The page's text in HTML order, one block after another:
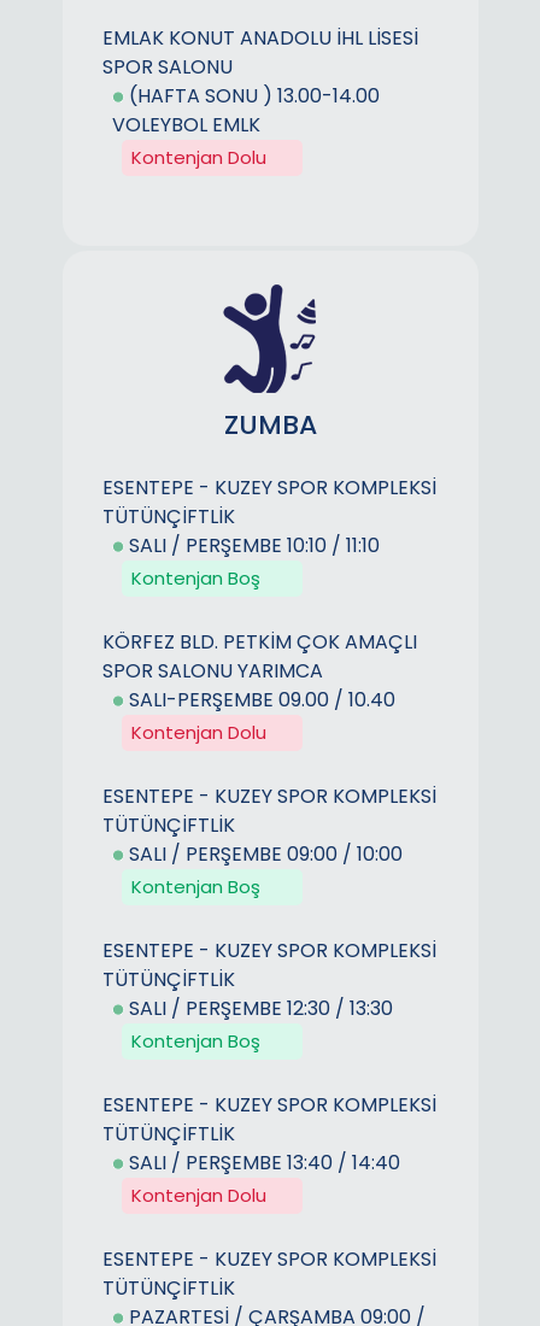
EMLAK KONUT ANADOLU İHL LİSESİ
SPOR SALONU
(HAFTA SONU ) 13.00-14.00
VOLEYBOL EMLK
Kontenjan Dolu
ZUMBA
ESENTEPE - KUZEY SPOR KOMPLEKSİ
TÜTÜNÇİFTLİK
SALI / PERŞEMBE 10:10 / 11:10
Kontenjan Boş
KÖRFEZ BLD. PETKİM ÇOK AMAÇLI
SPOR SALONU YARIMCA
SALI-PERŞEMBE 09.00 / 10.40
Kontenjan Dolu
ESENTEPE - KUZEY SPOR KOMPLEKSİ
TÜTÜNÇİFTLİK
SALI / PERŞEMBE 09:00 / 10:00
Kontenjan Boş
ESENTEPE - KUZEY SPOR KOMPLEKSİ
TÜTÜNÇİFTLİK
SALI / PERŞEMBE 12:30 / 13:30
Kontenjan Boş
ESENTEPE - KUZEY SPOR KOMPLEKSİ
TÜTÜNÇİFTLİK
SALI / PERŞEMBE 13:40 / 14:40
Kontenjan Dolu
ESENTEPE - KUZEY SPOR KOMPLEKSİ
TÜTÜNÇİFTLİK
PAZARTESİ / ÇARŞAMBA 09:00 /